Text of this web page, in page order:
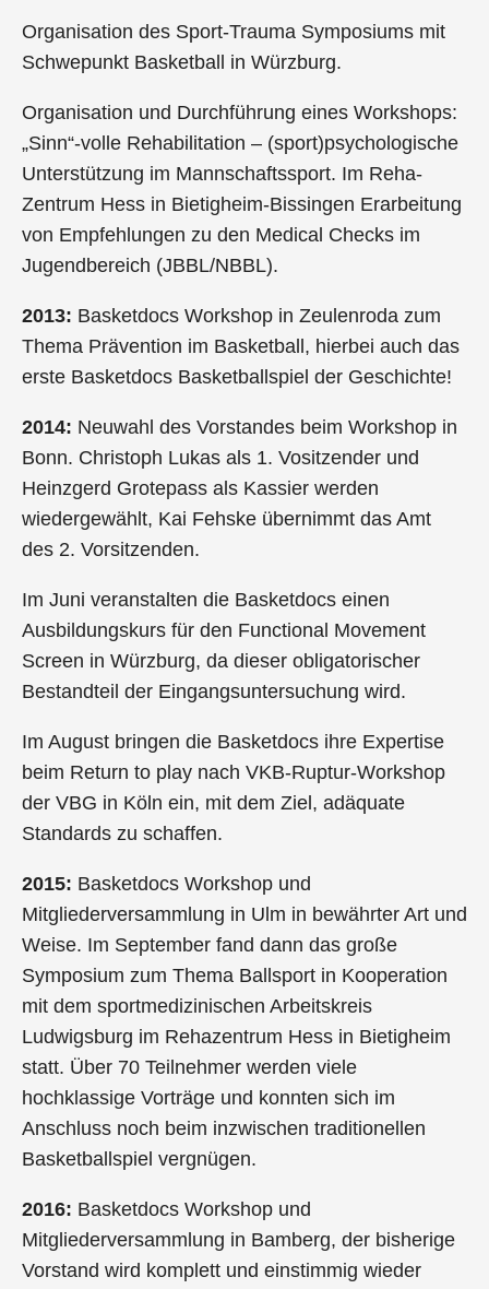
Organisation des Sport-Trauma Symposiums mit
Schwepunkt Basketball in Würzburg.
Organisation und Durchführung eines Workshops:
„Sinn“-volle Rehabilitation – (sport)psychologische
Unterstützung im Mannschaftssport. Im Reha-
Zentrum Hess in Bietigheim-Bissingen Erarbeitung
von Empfehlungen zu den Medical Checks im
Jugendbereich (JBBL/NBBL).
2013: Basketdocs Workshop in Zeulenroda zum
Thema Prävention im Basketball, hierbei auch das
erste Basketdocs Basketballspiel der Geschichte!
2014: Neuwahl des Vorstandes beim Workshop in
Bonn. Christoph Lukas als 1. Vositzender und
Heinzgerd Grotepass als Kassier werden
wiedergewählt, Kai Fehske übernimmt das Amt
des 2. Vorsitzenden.
Im Juni veranstalten die Basketdocs einen
Ausbildungskurs für den Functional Movement
Screen in Würzburg, da dieser obligatorischer
Bestandteil der Eingangsuntersuchung wird.
Im August bringen die Basketdocs ihre Expertise
beim Return to play nach VKB-Ruptur-Workshop
der VBG in Köln ein, mit dem Ziel, adäquate
Standards zu schaffen.
2015: Basketdocs Workshop und
Mitgliederversammlung in Ulm in bewährter Art und
Weise. Im September fand dann das große
Symposium zum Thema Ballsport in Kooperation
mit dem sportmedizinischen Arbeitskreis
Ludwigsburg im Rehazentrum Hess in Bietigheim
statt. Über 70 Teilnehmer werden viele
hochklassige Vorträge und konnten sich im
Anschluss noch beim inzwischen traditionellen
Basketballspiel vergnügen.
2016: Basketdocs Workshop und
Mitgliederversammlung in Bamberg, der bisherige
Vorstand wird komplett und einstimmig wieder